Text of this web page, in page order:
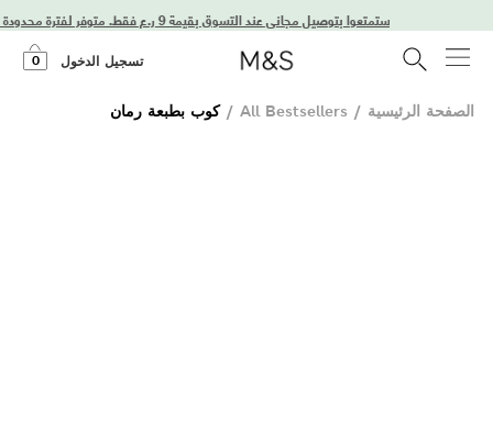
تسجيل الدخول 0
الصفحة الرئيسية /
All Bestsellers
/ كوب بطبعة رمان